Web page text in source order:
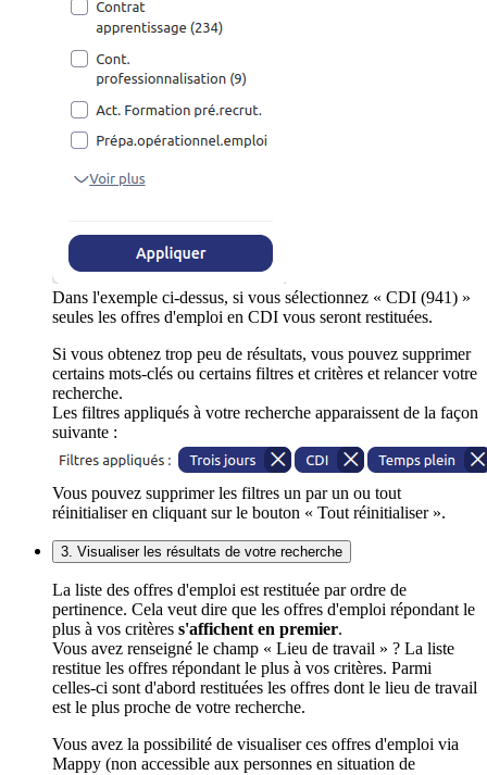
Dans l'exemple ci-dessus, si vous sélectionnez « CDI (941) »
seules les offres d'emploi en CDI vous seront restituées.
Si vous obtenez trop peu de résultats, vous pouvez supprimer
certains mots-clés ou certains filtres et critères et relancer votre
recherche.
Les filtres appliqués à votre recherche apparaissent de la façon
suivante :
Vous pouvez supprimer les filtres un par un ou tout
réinitialiser en cliquant sur le bouton « Tout réinitialiser ».
3. Visualiser les résultats de votre recherche
La liste des offres d'emploi est restituée par ordre de
pertinence. Cela veut dire que les offres d'emploi répondant le
plus à vos critères s'affichent en premier.
Vous avez renseigné le champ « Lieu de travail » ? La liste
restitue les offres répondant le plus à vos critères. Parmi
celles-ci sont d'abord restituées les offres dont le lieu de travail
est le plus proche de votre recherche.
Vous avez la possibilité de visualiser ces offres d'emploi via
Mappy (non accessible aux personnes en situation de